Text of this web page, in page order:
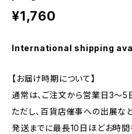
¥1,760
International shipping
【お届け時期について】
通常は、ご注文から営業日3〜5
ただし、百貨店催事への出展な
発送までに最長10日ほどお時間